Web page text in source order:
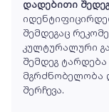
დადებითი
შემდეგაც
კულტურალური
შემდეგ
მგრძნობელობა
შერჩევა.